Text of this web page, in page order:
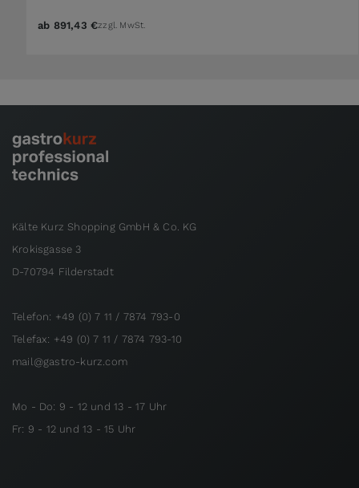
ab 891,43 €zzgl. MwSt.
Kälte Kurz Shopping GmbH & Co. KG
Krokisgasse 3
D-70794 Filderstadt
Telefon: +49 (0) 7 11 / 7874 793-0
Telefax: +49 (0) 7 11 / 7874 793-10
mail@gastro-kurz.com
Mo - Do: 9 - 12 und 13 - 17 Uhr
Fr: 9 - 12 und 13 - 15 Uhr